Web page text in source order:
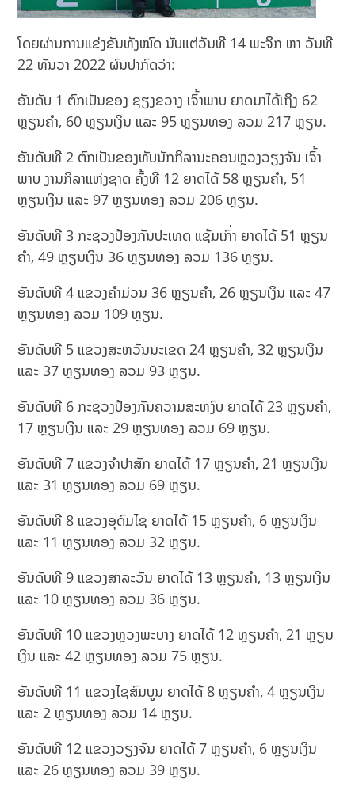
ໂດຍຜ່ານການແຂ່ງຂັນທັງໝົດ ນັບແຕ່ວັນທີ 14 ພະຈິກ ຫາ ວັນທີ
22 ທັນວາ 2022 ຜົນປາກົດວ່າ:​
ອັນດັບ 1 ຕົກເປັນຂອງ ຊຽງຂວາງ ເຈົ້າພາບ ຍາດມາໄດ້ເຖິງ 62
ຫຼຽນຄຳ, 60 ຫຼຽນເງິນ ແລະ 95 ຫຼຽນທອງ ລວມ 217 ຫຼຽນ.
ອັນດັບທີ 2 ຕົກເປັນຂອງທັບນັກກິລານະຄອນຫຼວງວຽງຈັນ ເຈົ້າ
ພາບ ງານກິລາແຫ່ງຊາດ ຄັ້ງທີ 12 ຍາດໄດ້ 58 ຫຼຽນຄຳ, 51
ຫຼຽນເງິນ ແລະ 97 ຫຼຽນທອງ ລວມ 206 ຫຼຽນ.
ອັນດັບທີ 3 ກະຊວງປ້ອງກັນປະເທດ ແຊ້ມເກົ່າ ຍາດໄດ້ 51 ຫຼຽນ
ຄຳ, 49 ຫຼຽນເງິນ 36 ຫຼຽນທອງ ລວມ 136 ຫຼຽນ.
ອັນດັບທີ 4 ແຂວງຄຳມ່ວນ 36 ຫຼຽນຄຳ, 26 ຫຼຽນເງິນ ແລະ 47
ຫຼຽນທອງ ລວມ 109 ຫຼຽນ.
ອັນດັບທີ 5 ແຂວງສະຫວັນນະເຂດ 24 ຫຼຽນຄຳ, 32 ຫຼຽນເງິນ
ແລະ 37 ຫຼຽນທອງ ລວມ 93 ຫຼຽນ.
ອັນດັບທີ 6 ກະຊວງປ້ອງກັນຄວາມສະຫງົບ ຍາດໄດ້ 23 ຫຼຽນຄຳ,
17 ຫຼຽນເງິນ ແລະ 29 ຫຼຽນທອງ ລວມ 69 ຫຼຽນ.
ອັນດັບທີ 7 ແຂວງຈຳປາສັກ ຍາດໄດ້ 17 ຫຼຽນຄຳ, 21 ຫຼຽນເງິນ
ແລະ 31 ຫຼຽນທອງ ລວມ 69 ຫຼຽນ.
ອັນດັບທີ 8 ແຂວງອຸດົມໄຊ ຍາດໄດ້ 15 ຫຼຽນຄຳ, 6 ຫຼຽນເງິນ
ແລະ 11 ຫຼຽນທອງ ລວມ 32 ຫຼຽນ.
ອັນດັບທີ 9 ແຂວງສາລະວັນ ຍາດໄດ້ 13 ຫຼຽນຄຳ, 13 ຫຼຽນເງິນ
ແລະ 10 ຫຼຽນທອງ ລວມ 36 ຫຼຽນ.
ອັນດັບທີ 10 ແຂວງຫຼວງພະບາງ ຍາດໄດ້ 12 ຫຼຽນຄຳ, 21 ຫຼຽນ
ເງິນ ແລະ 42 ຫຼຽນທອງ ລວມ 75 ຫຼຽນ.
ອັນດັບທີ 11 ແຂວງໄຊສົມບູນ ຍາດໄດ້ 8 ຫຼຽນຄຳ, 4 ຫຼຽນເງິນ
ແລະ 2 ຫຼຽນທອງ ລວມ 14 ຫຼຽນ.
ອັນດັບທີ 12 ແຂວງວຽງຈັນ ຍາດໄດ້ 7 ຫຼຽນຄຳ, 6 ຫຼຽນເງິນ
ແລະ 26 ຫຼຽນທອງ ລວມ 39 ຫຼຽນ.